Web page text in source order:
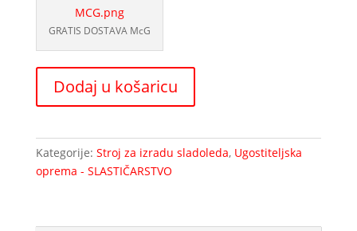
GRATIS DOSTAVA McG
Dodaj u košaricu
Kategorije: Stroj za izradu sladoleda, Ugostiteljska
oprema - SLASTIČARSTVO